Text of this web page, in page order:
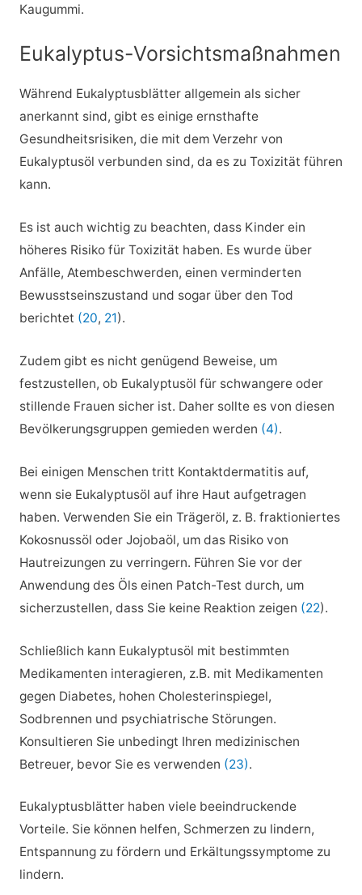
Kaugummi.
Eukalyptus-Vorsichtsmaßnahmen
Während Eukalyptusblätter allgemein als sicher
anerkannt sind, gibt es einige ernsthafte
Gesundheitsrisiken, die mit dem Verzehr von
Eukalyptusöl verbunden sind, da es zu Toxizität führen
kann.
Es ist auch wichtig zu beachten, dass Kinder ein
höheres Risiko für Toxizität haben. Es wurde über
Anfälle, Atembeschwerden, einen verminderten
Bewusstseinszustand und sogar über den Tod
berichtet (20, 21).
Zudem gibt es nicht genügend Beweise, um
festzustellen, ob Eukalyptusöl für schwangere oder
stillende Frauen sicher ist. Daher sollte es von diesen
Bevölkerungsgruppen gemieden werden (4).
Bei einigen Menschen tritt Kontaktdermatitis auf,
wenn sie Eukalyptusöl auf ihre Haut aufgetragen
haben. Verwenden Sie ein Trägeröl, z. B. fraktioniertes
Kokosnussöl oder Jojobaöl, um das Risiko von
Hautreizungen zu verringern. Führen Sie vor der
Anwendung des Öls einen Patch-Test durch, um
sicherzustellen, dass Sie keine Reaktion zeigen (22).
Schließlich kann Eukalyptusöl mit bestimmten
Medikamenten interagieren, z.B. mit Medikamenten
gegen Diabetes, hohen Cholesterinspiegel,
Sodbrennen und psychiatrische Störungen.
Konsultieren Sie unbedingt Ihren medizinischen
Betreuer, bevor Sie es verwenden (23).
Eukalyptusblätter haben viele beeindruckende
Vorteile. Sie können helfen, Schmerzen zu lindern,
Entspannung zu fördern und Erkältungssymptome zu
lindern.